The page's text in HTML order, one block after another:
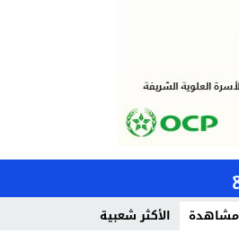
مشاهدة الأكثر شعبية